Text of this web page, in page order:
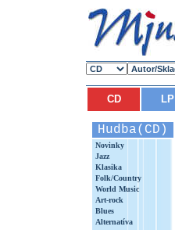
CD LP
Hudba(CD)
Novinky
Jazz
Klasika
Folk/Country
World Music
Art-rock
Blues
Alternatíva